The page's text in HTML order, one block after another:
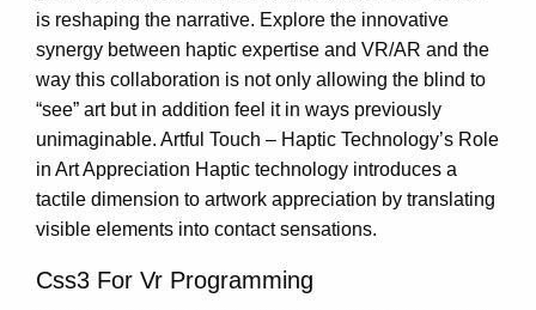
is reshaping the narrative. Explore the innovative
synergy between haptic expertise and VR/AR and the
way this collaboration is not only allowing the blind to
“see” art but in addition feel it in ways previously
unimaginable. Artful Touch – Haptic Technology’s Role
in Art Appreciation Haptic technology introduces a
tactile dimension to artwork appreciation by translating
visible elements into contact sensations.
Css3 For Vr Programming